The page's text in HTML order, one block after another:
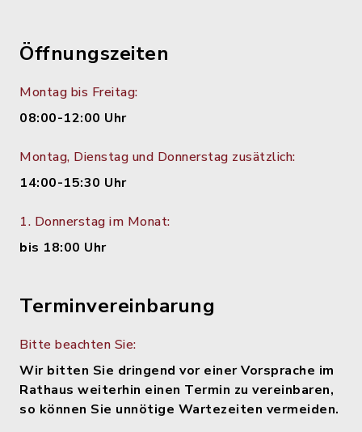
Öffnungszeiten
Montag bis Freitag:
08:00-12:00 Uhr
Montag, Dienstag und Donnerstag zusätzlich:
14:00-15:30 Uhr
1. Donnerstag im Monat:
bis 18:00 Uhr
Terminvereinbarung
Bitte beachten Sie:
Wir bitten Sie dringend vor einer Vorsprache im
Rathaus weiterhin einen Termin zu vereinbaren,
so können Sie unnötige Wartezeiten vermeiden.